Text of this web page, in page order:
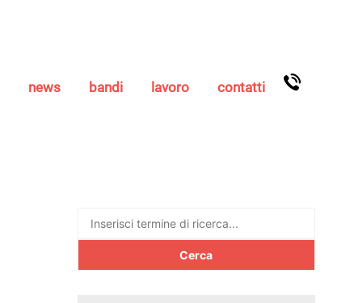
news bandi lavoro contatti
Ricerca